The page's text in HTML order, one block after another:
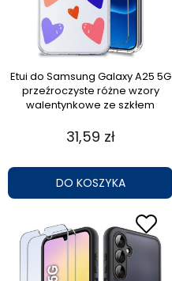
Etui do Samsung Galaxy A25 5G
przeźroczyste różne wzory
walentynkowe ze szkłem
31,59 zł
DO KOSZYKA